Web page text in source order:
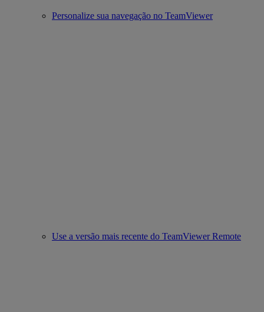
Personalize sua navegação no TeamViewer
Use a versão mais recente do TeamViewer Remote